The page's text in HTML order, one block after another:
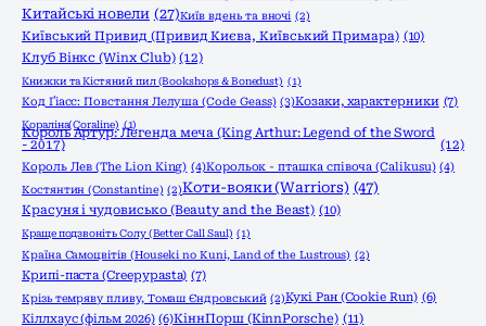
Китайські новели (27)Київ вдень та вночі (2)
Київський Привид (Привид Києва, Київський Примара) (10)
Клуб Вінкс (Winx Club) (12)
Книжки та Кістяний пил (Bookshops & Bonedust) (1)
Код Ґіасс: Повстання Лелуша (Code Geass) (3)Козаки, характерники (7)
Кораліна(Coraline) (1)
Король Артур: Легенда меча (King Arthur: Legend of the Sword
- 2017) (12)
Король Лев (The Lion King) (4)Корольок - пташка співоча (Calikusu) (4)
Костянтин (Constantine) (2)Коти-вояки (Warriors) (47)
Красуня і чудовисько (Beauty and the Beast) (10)
Краще подзвоніть Солу (Better Call Saul) (1)
Країна Самоцвітів (Houseki no Kuni, Land of the Lustrous) (2)
Крипі-паста (Creepypasta) (7)
Крізь темряву пливу, Томаш Єндровський (2)Кукі Ран (Cookie Run) (6)
Кіллхаус (фільм 2026) (6)КіннПорш (KinnPorsche) (11)